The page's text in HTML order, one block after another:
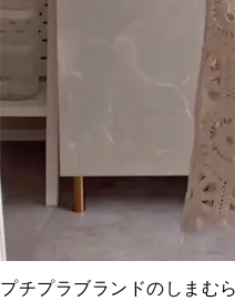
プチプラブランドのしまむ